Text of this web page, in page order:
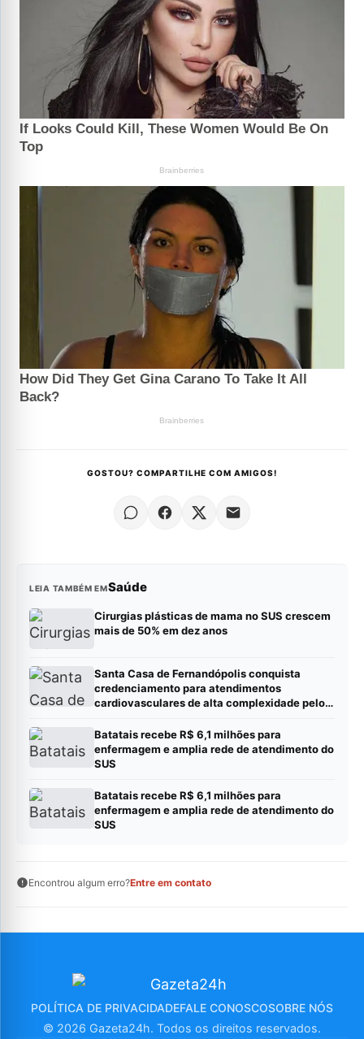
GOSTOU? COMPARTILHE COM AMIGOS!
LEIA TAMBÉM EMSaúde
Cirurgias plásticas de mama no SUS crescem
mais de 50% em dez anos
Santa Casa de Fernandópolis conquista
credenciamento para atendimentos
cardiovasculares de alta complexidade pelo
Batatais recebe R$ 6,1 milhões para
enfermagem e amplia rede de atendimento do
SUS
Batatais recebe R$ 6,1 milhões para
enfermagem e amplia rede de atendimento do
SUS
Encontrou algum erro?Entre em contato
POLÍTICA DE PRIVACIDADEFALE CONOSCOSOBRE NÓS
© 2026 Gazeta24h. Todos os direitos reservados.